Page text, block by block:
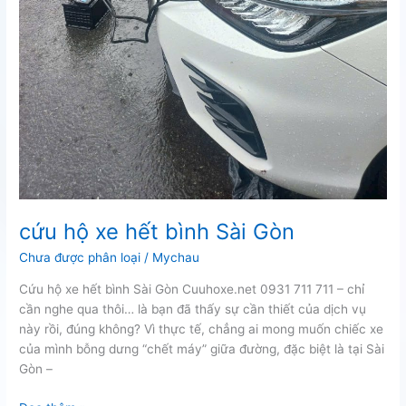
cứu hộ xe hết bình Sài Gòn
Chưa được phân loại / Mychau
Cứu hộ xe hết bình Sài Gòn Cuuhoxe.net 0931 711 711 – chỉ
cần nghe qua thôi… là bạn đã thấy sự cần thiết của dịch vụ
này rồi, đúng không? Vì thực tế, chẳng ai mong muốn chiếc xe
của mình bỗng dưng “chết máy” giữa đường, đặc biệt là tại Sài
Gòn –